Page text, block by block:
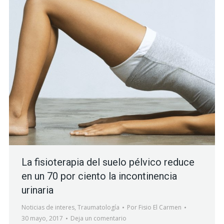
La fisioterapia del suelo pélvico reduce
en un 70 por ciento la incontinencia
urinaria
Noticias de interes, Traumatología Por Fisio El Carmen
30 mayo, 2017
Deja un comentario